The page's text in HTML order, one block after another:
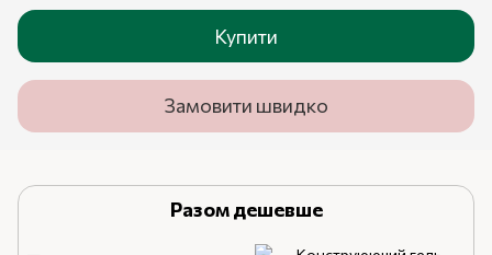
Купити
Замовити швидко
Разом дешевше